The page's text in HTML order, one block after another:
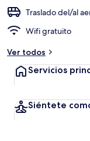
Traslado del/al
Wifi gratuito
Ver todos
Servicios
Siéntete